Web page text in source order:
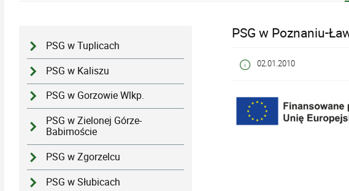
PSG w Tuplicach
PSG w Kaliszu
PSG w Gorzowie Wlkp.
PSG w Zielonej Górze-
Babimoście
PSG w Zgorzelcu
PSG w Słubicach
PSG w Poznaniu-
02.01.2010